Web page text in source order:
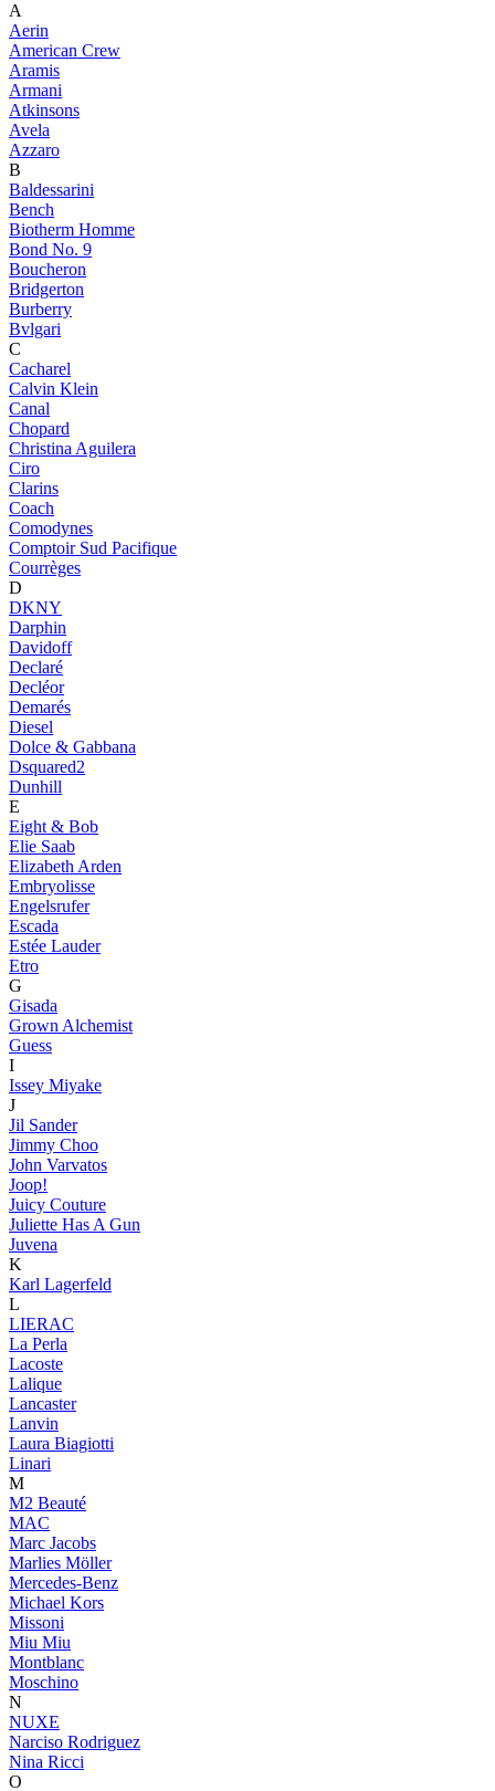
A
Aerin
American Crew
Aramis
Armani
Atkinsons
Avela
Azzaro
B
Baldessarini
Bench
Biotherm Homme
Bond No. 9
Boucheron
Bridgerton
Burberry
Bvlgari
C
Cacharel
Calvin Klein
Canal
Chopard
Christina Aguilera
Ciro
Clarins
Coach
Comodynes
Comptoir Sud Pacifique
Courrèges
D
DKNY
Darphin
Davidoff
Declaré
Decléor
Demarés
Diesel
Dolce & Gabbana
Dsquared2
Dunhill
E
Eight & Bob
Elie Saab
Elizabeth Arden
Embryolisse
Engelsrufer
Escada
Estée Lauder
Etro
G
Gisada
Grown Alchemist
Guess
I
Issey Miyake
J
Jil Sander
Jimmy Choo
John Varvatos
Joop!
Juicy Couture
Juliette Has A Gun
Juvena
K
Karl Lagerfeld
L
LIERAC
La Perla
Lacoste
Lalique
Lancaster
Lanvin
Laura Biagiotti
Linari
M
M2 Beauté
MAC
Marc Jacobs
Marlies Möller
Mercedes-Benz
Michael Kors
Missoni
Miu Miu
Montblanc
Moschino
N
NUXE
Narciso Rodriguez
Nina Ricci
O